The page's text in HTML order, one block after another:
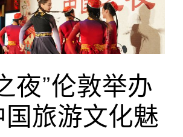
夜”伦敦举办
旅游文化魅